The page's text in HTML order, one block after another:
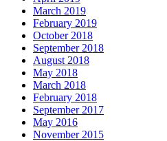
March 2019
February 2019
October 2018
September 2018
August 2018
May 2018
March 2018
February 2018
September 2017
May 2016
November 2015